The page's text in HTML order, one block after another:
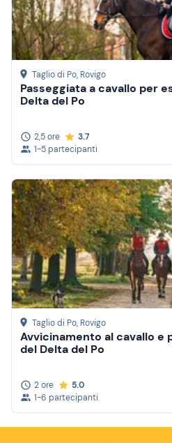
Taglio di Po, Rovigo
Passeggiata a cavallo per
Delta del Po
2,5 ore
3.7
1-5 partecipanti
Taglio di Po, Rovigo
Avvicinamento al cavallo e
del Delta del Po
2 ore
5.0
1-6 partecipanti